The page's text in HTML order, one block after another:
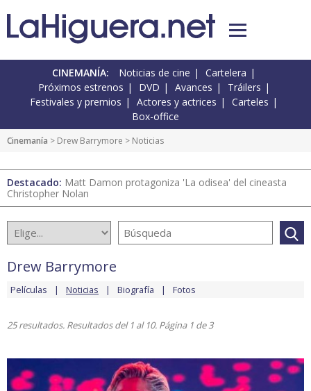
CINEMANÍA: Noticias de cine
Cartelera
Próximos estrenos
DVD Avances
Tráilers
Festivales y premios
Actores y actrices
Carteles
Box-office
Cinemanía > Drew Barrymore > Noticias
Destacado: Matt Damon protagoniza 'La odisea' del cineasta
Christopher Nolan
Drew Barrymore
Películas Noticias Biografía Fotos
25 resultados. Resultados del 1 al 10. Página 1 de 3